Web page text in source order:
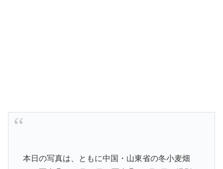
本日の写真は、ともに中国・山東省の冬小麦畑